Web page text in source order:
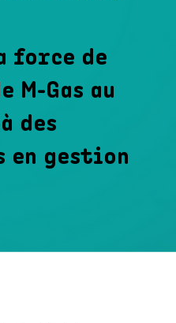
force de
M-Gas au
des
en gestion